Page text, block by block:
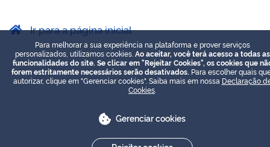
Ir para a página inicial
Para melhorar a sua experiência na plataforma e prover serviços
personalizados, utilizamos cookies. Ao aceitar, você terá acesso a todas as
funcionalidades do site. Se clicar em "Rejeitar Cookies", os cookies que
forem estritamente necessários serão desativados. Para escolher quais
autorizar, clique em "Gerenciar cookies". Saiba mais em nossa Declaração
Cookies
Gerenciar cookies